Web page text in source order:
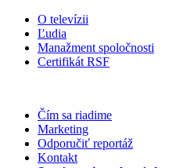
O televízii
Ľudia
Manažment spoločnosti
Certifikát RSF
Čím sa riadime
Marketing
Odporučiť reportáž
Kontakt